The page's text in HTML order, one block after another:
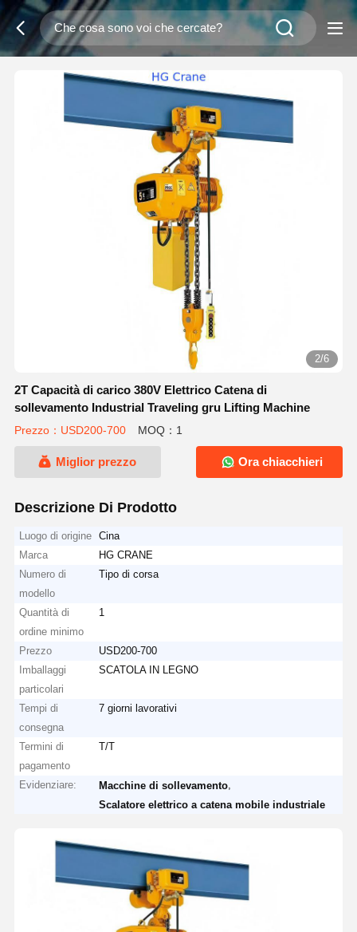
2/6
2T Capacità di carico 380V Elettrico Catena di
sollevamento Industrial Traveling gru Lifting Machine
Prezzo：USD200-700 MOQ：1
Miglior prezzo Ora chiacchieri
Descrizione Di Prodotto
Luogo di origine
Cina
Marca
HG CRANE
Numero di
modello
Tipo di corsa
Quantità di
ordine minimo
1
Prezzo
USD200-700
Imballaggi
particolari
SCATOLA IN LEGNO
Tempi di
consegna
7 giorni lavorativi
Termini di
pagamento
T/T
Evidenziare: Macchine di sollevamento
Scalatore elettrico a catena mobile industriale